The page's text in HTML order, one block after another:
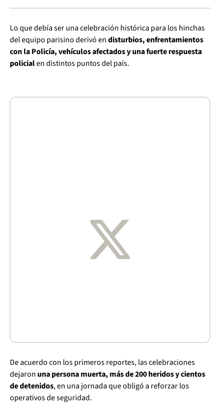
Lo que debía ser una celebración histórica para los hinchas
del equipo parisino derivó endisturbios, enfrentamientos
con la Policía, vehículos afectados y una fuerte respuesta
policialen distintos puntos del país.
De acuerdo con los primeros reportes, las celebraciones
dejaron una persona muerta, más de 200 heridos y cientos
de detenidos, en una jornada que obligó a reforzar los
operativos de seguridad.